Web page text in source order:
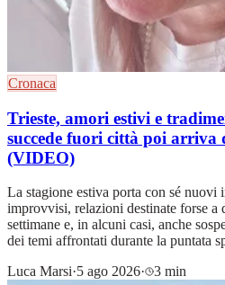
Cronaca
Trieste, amori estivi e
succede fuori città poi arriva
(VIDEO)
La stagione estiva porta con sé nuovi
improvvisi, relazioni destinate forse a
settimane e, in alcuni casi, anche
dei temi affrontati durante la puntata
Luca Marsi·5 ago 2026· 3 min